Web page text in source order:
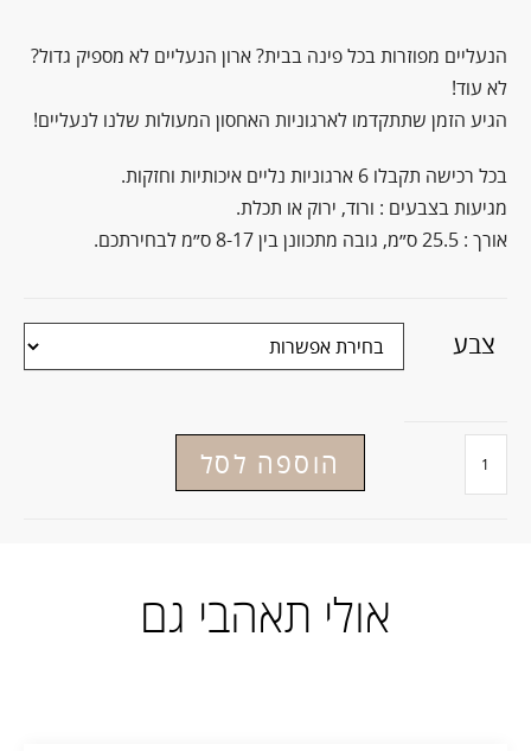
הנעליים מפוזרות בכל פינה בבית? ארון הנעליים לא מספיק גדול?
לא עוד!
הגיע הזמן שתתקדמו לארגוניות האחסון המעולות שלנו לנעליים!
בכל רכישה תקבלו 6 ארגוניות נליים איכותיות וחזקות.
מגיעות בצבעים : ורוד, ירוק או תכלת.
אורך : 25.5 ס״מ, גובה מתכוונן בין 8-17 ס״מ לבחירתכם.
צבע
הוספה לסל
אולי תאהבי גם